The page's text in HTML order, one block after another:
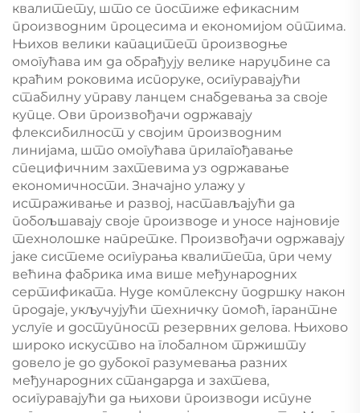
квалитету, што се постиже ефикасним
производним процесима и економијом оптима.
Њихов велики капацитет производње
омогућава им да обрађују велике наруџбине са
краћим роковима испоруке, осигуравајући
стабилну управу ланцем снабдевања за своје
купце. Ови произвођачи одржавају
флексибилност у својим производним
линијама, што омогућава прилагођавање
специфичним захтевима уз одржавање
економичности. Значајно улажу у
истраживање и развој, настављајући да
побољшавају своје производе и уносе најновије
технолошке напретке. Произвођачи одржавају
јаке системе осигурања квалитета, при чему
већина фабрика има више међународних
сертификата. Нуде комплексну подршку након
продаје, укључујући техничку помоћ, гарантне
услуге и доступност резервних делова. Њихово
широко искуство на глобалном тржишту
довело је до дубоког разумевања разних
међународних стандарда и захтева,
осигуравајући да њихови производи испуне